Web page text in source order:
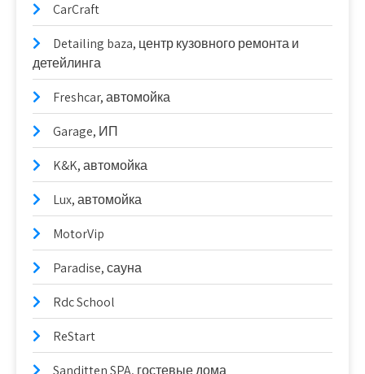
CarCraft
Detailing baza, центр кузовного ремонта и
детейлинга
Freshcar, автомойка
Garage, ИП
K&K, автомойка
Lux, автомойка
MotorVip
Paradise, сауна
Rdc School
ReStart
Sanditten SPA, гостевые дома